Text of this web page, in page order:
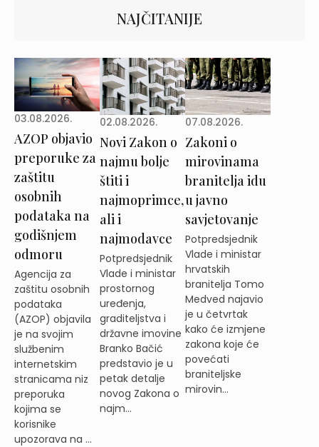
NAJČITANIJE
03.08.2026.
AZOP objavio
preporuke za
zaštitu
osobnih
podataka na
godišnjem
odmoru
Agencija za
zaštitu osobnih
podataka
(AZOP) objavila
je na svojim
službenim
internetskim
stranicama niz
preporuka
kojima se
korisnike
upozorava na ...
02.08.2026.
Novi Zakon o
najmu bolje
štiti i
najmoprimce,
ali i
najmodavce
Potpredsjednik
Vlade i ministar
prostornog
uređenja,
graditeljstva i
državne imovine
Branko Bačić
predstavio je u
petak detalje
novog Zakona o
najm...
07.08.2026.
Zakoni o
mirovinama
branitelja idu
u javno
savjetovanje
Potpredsjednik
Vlade i ministar
hrvatskih
branitelja Tomo
Medved najavio
je u četvrtak
kako će izmjene
zakona koje će
povećati
braniteljske
mirovin...